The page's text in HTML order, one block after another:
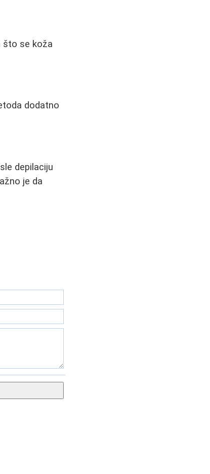
što se koža
dodatno
depilaciju
je da